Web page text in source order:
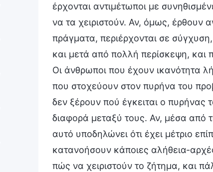
έρχονται αντιμέτωποι με
να τα χειριστούν. Αν, όμως, έρθουν
πράγματα, περιέρχονται σε
και μετά από πολλή περίσκεψη,
Οι άνθρωποι που έχουν ικανότητα
που στοχεύουν στον πυρήνα του
δεν ξέρουν πού έγκειται ο πυρήνας
διαφορά μεταξύ τους. Αν, μέσα από
αυτό υποδηλώνει ότι έχει μέτριο
κατανοήσουν κάποιες αλήθεια-
πώς να χειριστούν το ζήτημα, και